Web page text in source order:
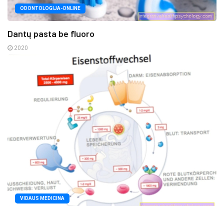
ODONTOLOGIJA-ONLINE
Dantų pasta be fluoro
2020
VIDAUS MEDICINA